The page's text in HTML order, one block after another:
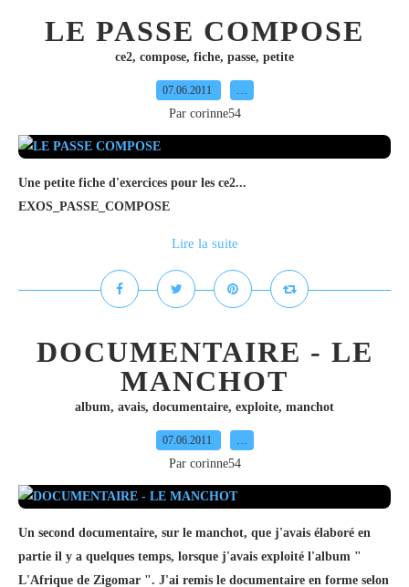
LE PASSE COMPOSE
ce2, compose, fiche, passe, petite
07.06.2011 …
Par corinne54
Une petite fiche d'exercices pour les ce2...
EXOS_PASSE_COMPOSE
Lire la suite
DOCUMENTAIRE - LE
MANCHOT
album, avais, documentaire, exploite, manchot
07.06.2011 …
Par corinne54
Un second documentaire, sur le manchot, que j'avais élaboré en
partie il y a quelques temps, lorsque j'avais exploité l'album "
L'Afrique de Zigomar ". J'ai remis le documentaire en forme selon